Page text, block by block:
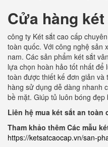
Cửa hàng
công ty Két sắt cao cấp
toàn quốc. Với công nghệ sản
nam. Các sản phẩm két sắt
lựa chọn hoàn hảo tốt nhất để
toàn được thiết kế đơn giản
hàng sử dụng dễ dàng nhanh
bề mặt. Giúp tủ luôn bóng đẹp
Liên hệ mua két sắt an toàn
Tham khảo thêm Các mẫu
https://ketsatcaocap.vn/san-